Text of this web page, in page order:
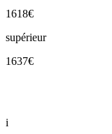
1618€
supérieur
1637€
i